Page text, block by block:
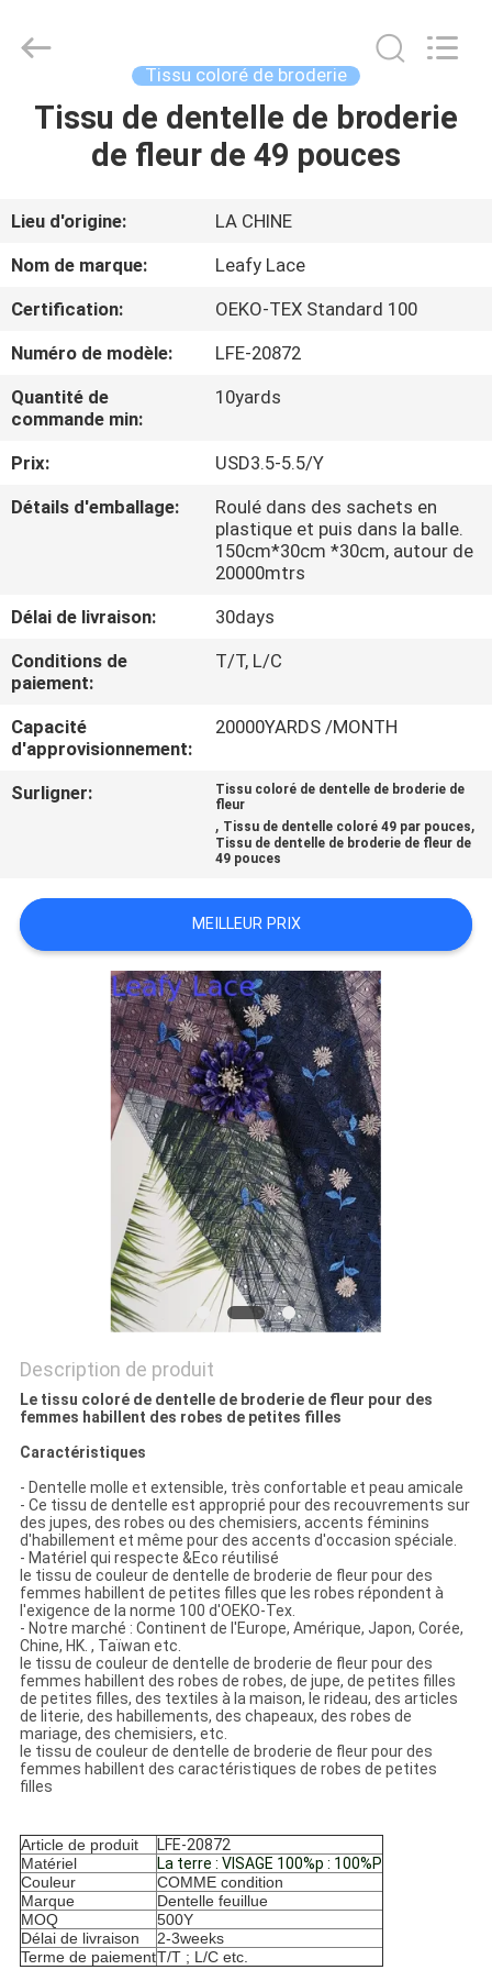
APERÇU
A
PROPOS
NOUS
D'USINE
LA
QUALITÉ
CONTACT
NOUVELLES
DE
SOUMISSION
POLITIQUE
CONFIDENTIALITÉ
Textiles
Tissu coloré de broderie
Tissu de dentelle de broderie
de fleur de 49 pouces
Lieu d'origine:
LA CHINE
Nom de marque:
Leafy Lace
Certification:
OEKO-TEX Standard 100
Numéro de modèle:
LFE-20872
Quantité de
commande min:
10yards
Prix:
USD3.5-5.5/Y
Détails d'emballage:
Roulé dans des sachets en
plastique et puis dans la balle.
150cm*30cm *30cm, autour de
20000mtrs
Délai de livraison:
30days
Conditions de
paiement:
T/T, L/C
Capacité
d'approvisionnement:
20000YARDS /MONTH
Surligner:
Tissu coloré de dentelle de broderie de
fleur
, Tissu de dentelle coloré 49 par pouces,
Tissu de dentelle de broderie de fleur de
49 pouces
MEILLEUR PRIX
Description de produit
Le tissu coloré de dentelle de broderie de fleur pour des
femmes habillent des robes de petites filles
Caractéristiques
- Dentelle molle et extensible, très confortable et peau amicale
- Ce tissu de dentelle est approprié pour des recouvrements sur
des jupes, des robes ou des chemisiers, accents féminins
d'habillement et même pour des accents d'occasion spéciale.
- Matériel qui respecte &Eco réutilisé
le tissu de couleur de dentelle de broderie de fleur pour des
femmes habillent de petites filles que les robes répondent à
l'exigence de la norme 100 d'OEKO-Tex.
- Notre marché : Continent de l'Europe, Amérique, Japon, Corée,
Chine, HK. , Taïwan etc.
le tissu de couleur de dentelle de broderie de fleur pour des
femmes habillent des robes de robes, de jupe, de petites filles
de petites filles, des textiles à la maison, le rideau, des articles
de literie, des habillements, des chapeaux, des robes de
mariage, des chemisiers, etc.
le tissu de couleur de dentelle de broderie de fleur pour des
femmes habillent des caractéristiques de robes de petites
filles
Article de produit
LFE-20872
Matériel
La terre : VISAGE 100%p : 100%P
Couleur
COMME condition
Marque
Dentelle feuillue
MOQ
500Y
Délai de livraison
2-3weeks
Terme de paiementT/T ; L/C etc.